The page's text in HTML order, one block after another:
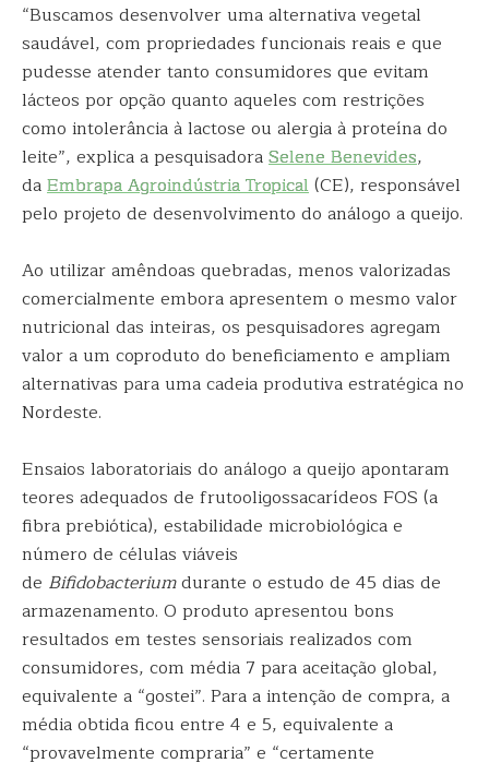
“Buscamos desenvolver uma alternativa vegetal
saudável, com propriedades funcionais reais e que
pudesse atender tanto consumidores que evitam
lácteos por opção quanto aqueles com restrições
como intolerância à lactose ou alergia à proteína do
leite”, explica a pesquisadoraSelene Benevides,
daEmbrapa Agroindústria Tropical(CE), responsável
pelo projeto de desenvolvimento do análogo a queijo.
Ao utilizar amêndoas quebradas, menos valorizadas
comercialmente embora apresentem o mesmo valor
nutricional das inteiras, os pesquisadores agregam
valor a um coproduto do beneficiamento e ampliam
alternativas para uma cadeia produtiva estratégica no
Nordeste.
Ensaios laboratoriais do análogo a queijo apontaram
teores adequados de frutooligossacarídeos FOS (a
fibra prebiótica), estabilidade microbiológica e
número de células viáveis
de Bifidobacteriumdurante o estudo de 45 dias de
armazenamento. O produto apresentou bons
resultados em testes sensoriais realizados com
consumidores, com média 7 para aceitação global,
equivalente a “gostei”. Para a intenção de compra, a
média obtida ficou entre 4 e 5, equivalente a
“provavelmente compraria” e “certamente